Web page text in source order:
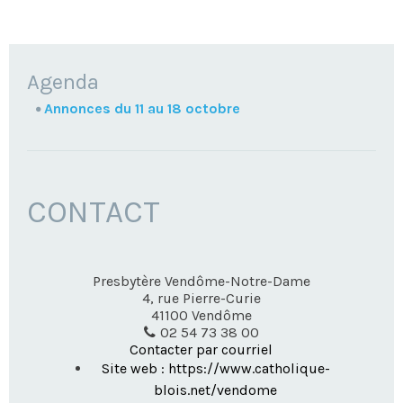
NAVIGATION
Agenda
Annonces du 11 au 18 octobre
CONTACT
Presbytère Vendôme-Notre-Dame
4, rue Pierre-Curie
41100 Vendôme
02 54 73 38 00
Contacter par courriel
Site web : https://www.catholique-
blois.net/vendome